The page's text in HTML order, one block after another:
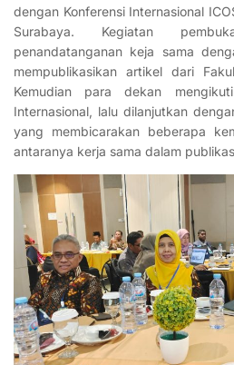
dengan Konferensi Internasional
Surabaya. Kegiatan
penandatanganan keja sama
mempublikasikan artikel dari
Kemudian para dekan
Internasional, lalu dilanjutkan
yang membicarakan beberapa
antaranya kerja sama dalam